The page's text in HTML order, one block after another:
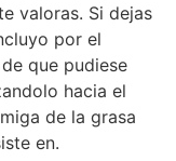
valoras. Si dejas
por el
que pudiese
hacia el
de la grasa
en.